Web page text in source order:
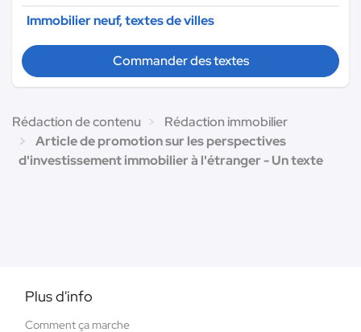
Immobilier neuf, textes de villes
Commander des textes
Rédaction de contenu
Rédaction immobilier
Article de promotion sur les perspectives
d'investissement immobilier à l'étranger - Un texte
Plus d'info
Comment ça marche